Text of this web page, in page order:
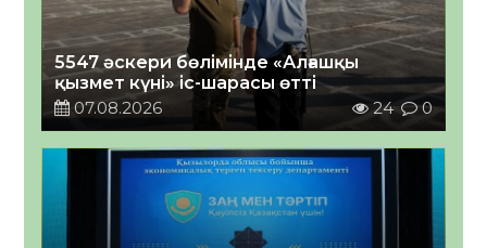
5547 әскери бөлімінде «Алғашқы
қызмет күні» іс-шарасы өтті
07.08.2026
24 0